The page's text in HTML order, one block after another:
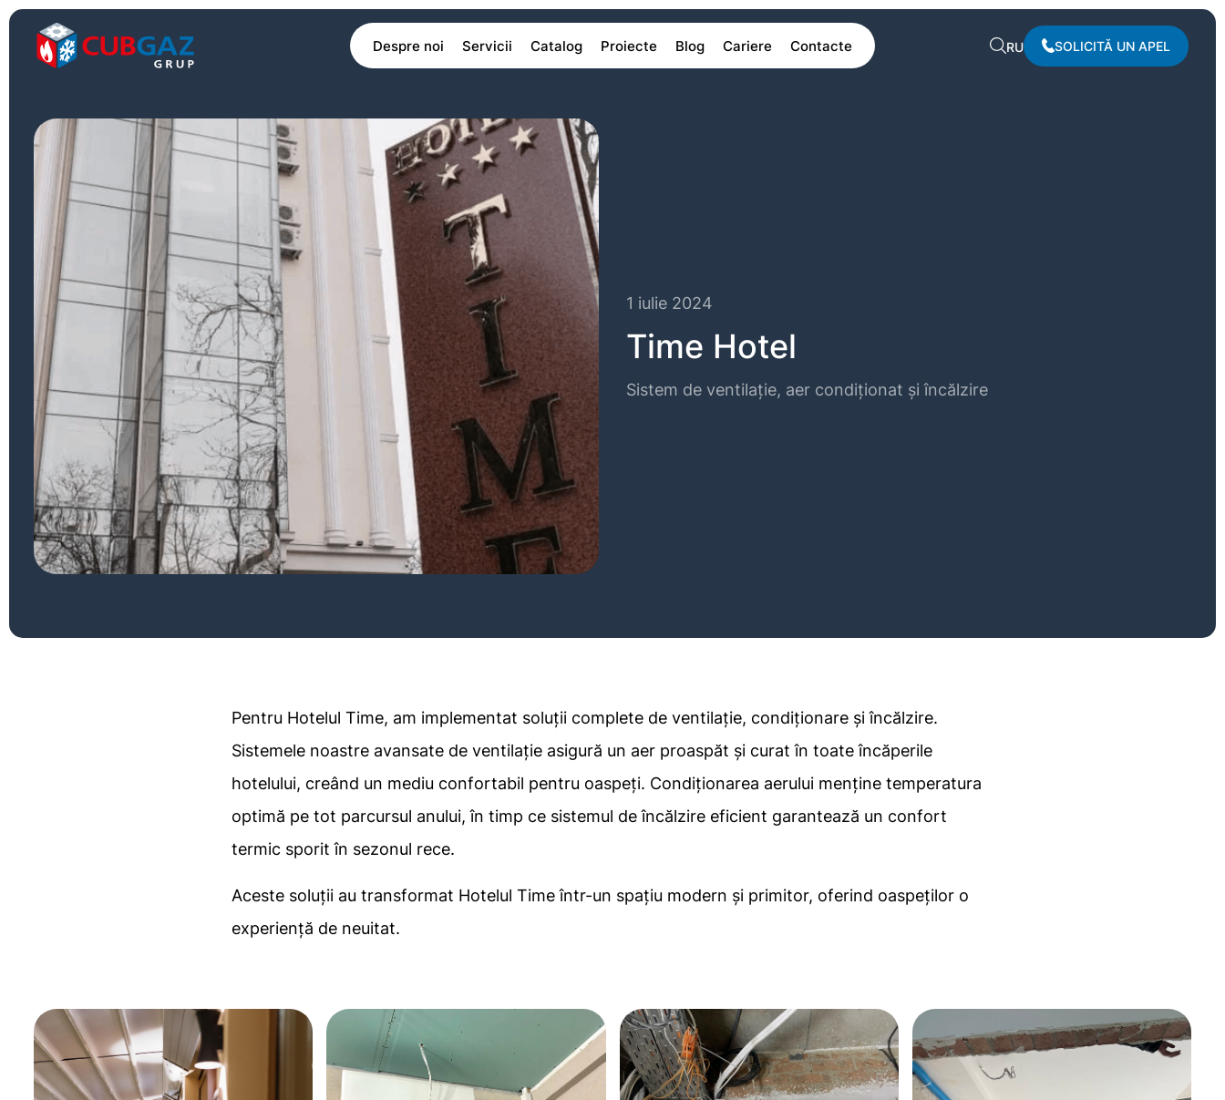
Despre noi Servicii Catalog Proiecte Blog Cariere Contacte RU SOLICITĂ UN APEL
1 iulie 2024
Time Hotel
Sistem de ventilație, aer condiționat și încălzire
Pentru Hotelul Time, am implementat soluții complete de ventilație, condiționare și încălzire.
Sistemele noastre avansate de ventilație asigură un aer proaspăt și curat în toate încăperile
hotelului, creând un mediu confortabil pentru oaspeți. Condiționarea aerului menține temperatura
optimă pe tot parcursul anului, în timp ce sistemul de încălzire eficient garantează un confort
termic sporit în sezonul rece.
Aceste soluții au transformat Hotelul Time într-un spațiu modern și primitor, oferind oaspeților o
experiență de neuitat.